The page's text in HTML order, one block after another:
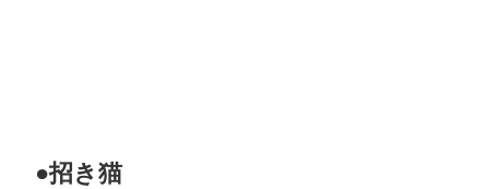
●招き猫